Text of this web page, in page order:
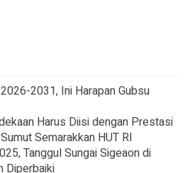
2031, Ini Harapan Gubsu
Harus Diisi dengan Prestasi
Semarakkan HUT RI
Tanggul Sungai Sigeaon di
Diperbaiki